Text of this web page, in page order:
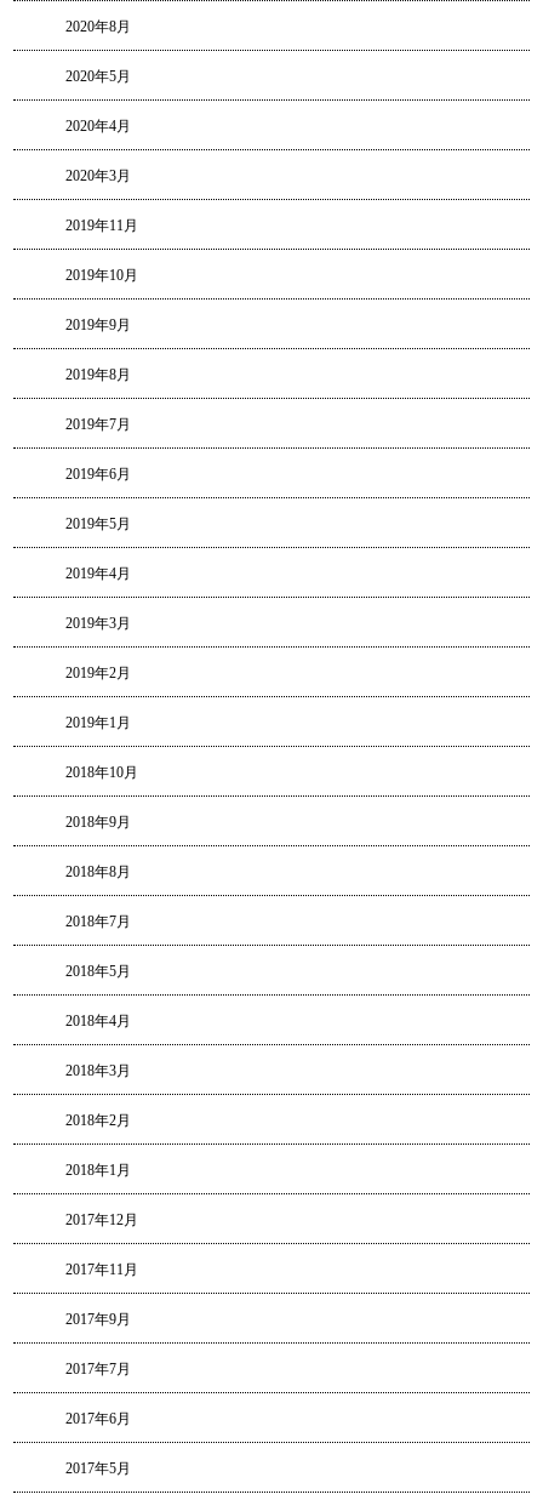
2020年8月
2020年5月
2020年4月
2020年3月
2019年11月
2019年10月
2019年9月
2019年8月
2019年7月
2019年6月
2019年5月
2019年4月
2019年3月
2019年2月
2019年1月
2018年10月
2018年9月
2018年8月
2018年7月
2018年5月
2018年4月
2018年3月
2018年2月
2018年1月
2017年12月
2017年11月
2017年9月
2017年7月
2017年6月
2017年5月